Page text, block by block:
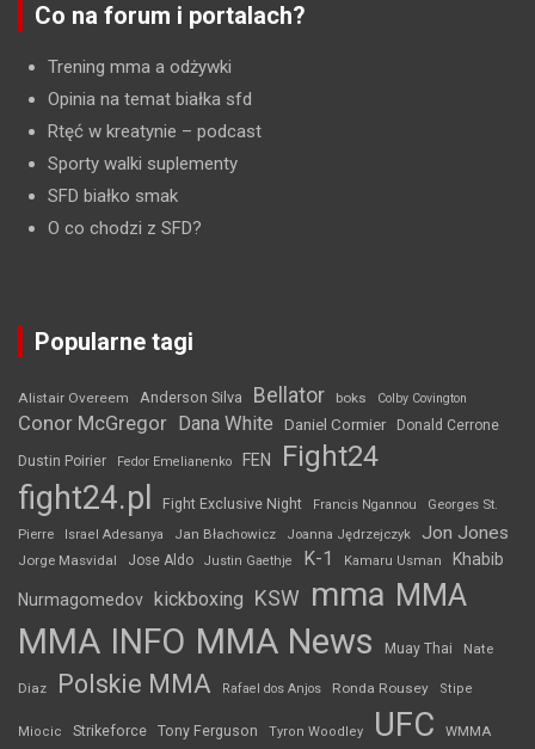
Co na forum i portalach?
Trening mma a odżywki
Opinia na temat białka sfd
Rtęć w kreatynie – podcast
Sporty walki suplementy
SFD białko smak
O co chodzi z SFD?
Popularne tagi
Alistair Overeem Anderson Silva Bellator boks Colby Covington
Conor McGregor Dana White Daniel Cormier Donald Cerrone
Dustin Poirier Fedor Emelianenko FEN Fight24
fight24.pl Fight Exclusive Night Francis Ngannou
Georges St.
Pierre
Israel Adesanya Jan Błachowicz Joanna Jędrzejczyk Jon Jones
Jorge Masvidal Jose Aldo Justin Gaethje K-1 Kamaru Usman Khabib
Nurmagomedov kickboxing KSW mma MMA
MMA INFO MMA News Muay Thai Nate
Diaz Polskie MMA Rafael dos Anjos Ronda Rousey Stipe
Miocic Strikeforce Tony Ferguson Tyron Woodley UFC WMMA